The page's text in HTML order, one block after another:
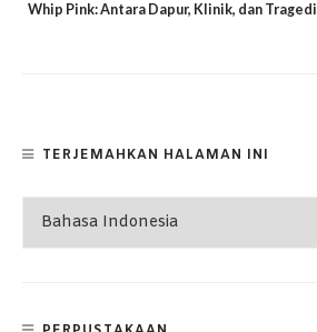
Whip Pink: Antara Dapur, Klinik, dan Tragedi
TERJEMAHKAN HALAMAN INI